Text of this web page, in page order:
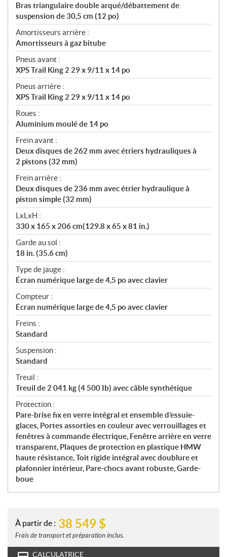
Bras triangulaire double arqué/débattement de
suspension de 30,5 cm (12 po)
Amortisseurs arrière :
Amortisseurs à gaz bitube
Pneus avant :
XPS Trail King 2 29 x 9/11 x 14 po
Pneus arrière :
XPS Trail King 2 29 x 9/11 x 14 po
Roues :
Aluminium moulé de 14 po
Frein avant :
Deux disques de 262 mm avec étriers hydrauliques à
2 pistons (32 mm)
Frein arrière :
Deux disques de 236 mm avec étrier hydraulique à
piston simple (32 mm)
LxLxH :
330 x 165 x 206 cm(129.8 x 65 x 81 in.)
Garde au sol :
18 in. (35.6 cm)
Type de jauge :
Écran numérique large de 4,5 po avec clavier
Compteur :
Écran numérique large de 4,5 po avec clavier
Freins :
Standard
Suspension :
Standard
Treuil :
Treuil de 2 041 kg (4 500 Ib) avec câble synthétique
Protection :
Pare-brise fix en verre intégral et ensemble d’essuie-
glaces, Portes assorties en couleur avec verrouillages et
fenêtres à commande électrique, Fenêtre arrière en verre
transparent, Plaques de protection en plastique HMW
haute résistance, Toit rigide intégral avec doublure et
plafonnier intérieur, Pare-chocs avant robuste, Garde-
boue
À partir de : 38 549 $
Frais de transport et préparation inclus.
CALCULATRICE